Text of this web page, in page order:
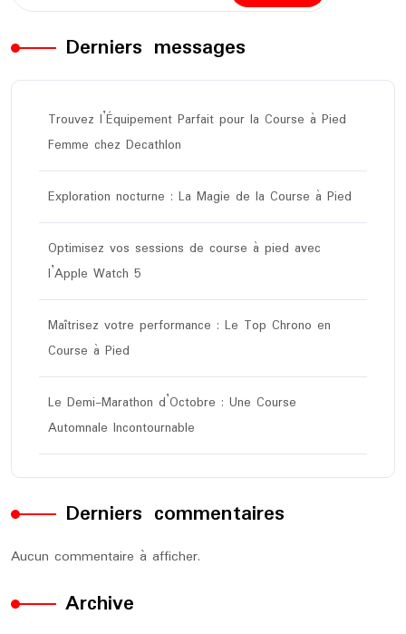
Derniers messages
Trouvez l’Équipement Parfait pour la Course à Pied
Femme chez Decathlon
Exploration nocturne : La Magie de la Course à Pied
Optimisez vos sessions de course à pied avec
l’Apple Watch 5
Maîtrisez votre performance : Le Top Chrono en
Course à Pied
Le Demi-Marathon d’Octobre : Une Course
Automnale Incontournable
Derniers commentaires
Aucun commentaire à afficher.
Archive